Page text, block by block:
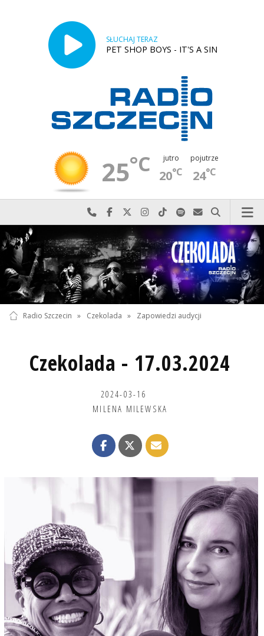
SŁUCHAJ TERAZ
PET SHOP BOYS - IT'S A SIN
25°C jutro
20°C
pojutrze
24°C
Najlepiej po prostu do nas zadzwoń
Odwiedź nas na Facebook-u
Odwiedź nas na X
Odwiedź nas na Instagram-ie
Odwiedź nas na TikTok-u
Szukaj nas na Spotify
Wyślij do nas
Szukaj
Radio Szczecin » Czekolada » Zapowiedzi audycji
Czekolada - 17.03.2024
2024-03-16
MILENA MILEWSKA